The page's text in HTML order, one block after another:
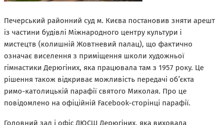
Печерський районний суд м. Києва постановив зняти арешт
із частини будівлі Міжнародного центру культури і
мистецтв (колишній Жовтневий палац), що фактично
означає виселення з приміщення школи художньої
гімнастики Дерюгіних, яка працювала там з 1957 року. Це
рішення також відкриває можливість передачі об’єкта
римо-католицькій парафії святого Миколая. Про це
повідомлено на офіційній Facebook-сторінці парафії.
Головний зал і офіс ДЮСШ Дерюгіних, яка виховала